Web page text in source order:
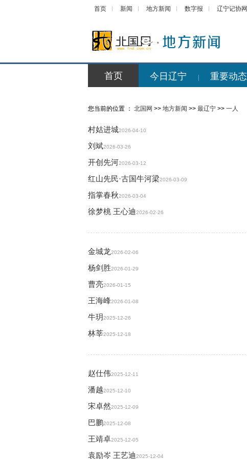
首页 新闻 地方新闻 数字报 辽宁记协网
首页 今日辽宁 重要动态
您当前的位置 ： 北国网 >> 地方新闻 >> 最辽宁 >> 一人
村姑进城2026-04-10
刘斌2026-03-26
开创先河2026-03-12
红山先民·古国牛河梁2026-03-09
指掌春秋2026-03-04
徐梦桃 王心迪2026-02-26
金城龙2026-02-06
杨剑胜2026-01-29
曹亮2026-01-15
王海峰2026-01-08
牛玥2025-12-26
林莘2025-12-18
赵仕伟2025-12-11
潘越2025-12-10
宋卓然2025-12-09
巴鹏2025-12-08
王靖卓2025-12-05
袁励岑 王艺迪2025-12-04